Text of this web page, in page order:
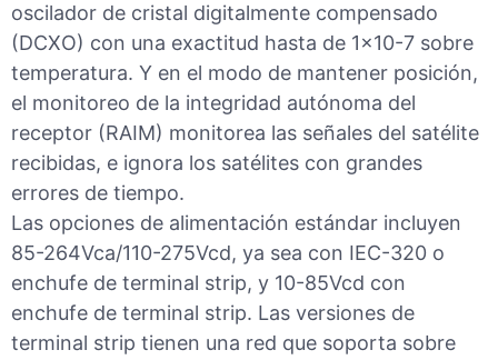
oscilador de cristal digitalmente compensado
(DCXO) con una exactitud hasta de 1×10-7 sobre
temperatura. Y en el modo de mantener posición,
el monitoreo de la integridad autónoma del
receptor (RAIM) monitorea las señales del satélite
recibidas, e ignora los satélites con grandes
errores de tiempo.
Las opciones de alimentación estándar incluyen
85-264Vca/110-275Vcd, ya sea con IEC-320 o
enchufe de terminal strip, y 10-85Vcd con
enchufe de terminal strip. Las versiones de
terminal strip tienen una red que soporta sobre